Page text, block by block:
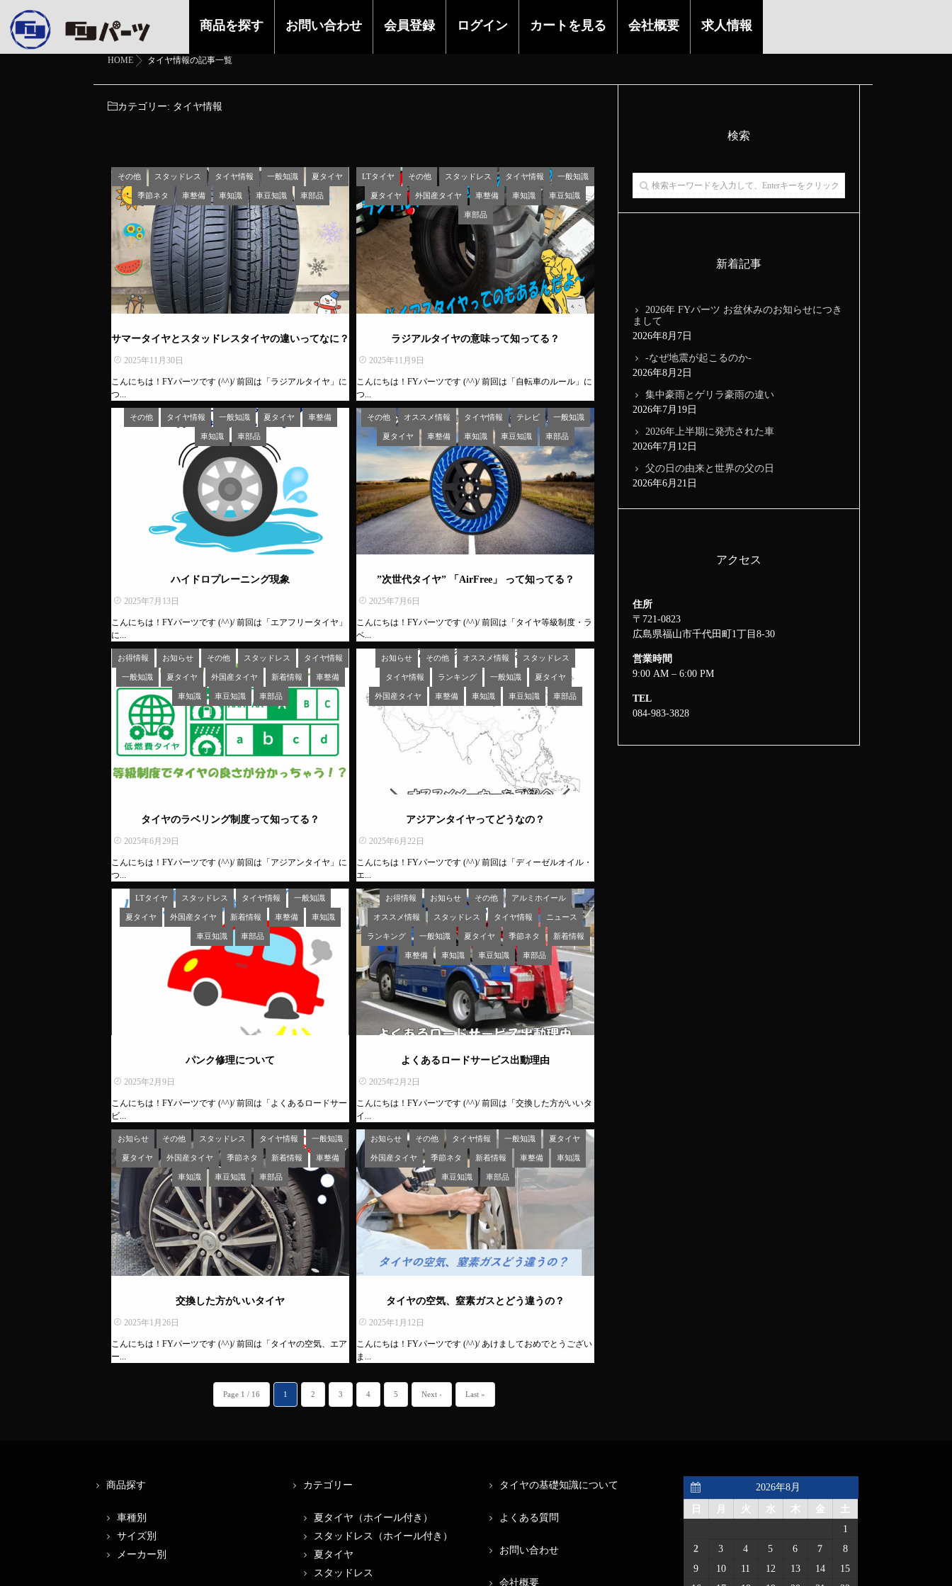
商品を探す お問い合わせ 会員登録 ログイン カートを見る 会社概要 求人情報
HOME タイヤ情報の記事一覧
カテゴリー: タイヤ情報
その他 スタッドレス タイヤ情報 一般知識 夏タイヤ
季節ネタ 車整備 車知識 車豆知識 車部品
サマータイヤとスタッドレスタイヤの違いってなに？
2025年11月30日
こんにちは！FYパーツです (^^)/ 前回は「ラジアルタイヤ」に
つ...
LTタイヤ その他 スタッドレス タイヤ情報 一般知識
夏タイヤ 外国産タイヤ 車整備 車知識 車豆知識
車部品
ラジアルタイヤの意味って知ってる？
2025年11月9日
こんにちは！FYパーツです (^^)/ 前回は「自転車のルール」に
つ...
その他 タイヤ情報 一般知識 夏タイヤ 車整備
車知識 車部品
ハイドロプレーニング現象
2025年7月13日
こんにちは！FYパーツです (^^)/ 前回は「エアフリータイヤ」
に...
その他 オススメ情報 タイヤ情報 テレビ 一般知識
夏タイヤ 車整備 車知識 車豆知識 車部品
”次世代タイヤ” 「AirFree」 って知ってる？
2025年7月6日
こんにちは！FYパーツです (^^)/ 前回は「タイヤ等級制度・ラ
ベ...
お得情報 お知らせ その他 スタッドレス タイヤ情報
一般知識 夏タイヤ 外国産タイヤ 新着情報 車整備
車知識 車豆知識 車部品
タイヤのラベリング制度って知ってる？
2025年6月29日
こんにちは！FYパーツです (^^)/ 前回は「アジアンタイヤ」に
つ...
お知らせ その他 オススメ情報 スタッドレス
タイヤ情報 ランキング 一般知識 夏タイヤ
外国産タイヤ 車整備 車知識 車豆知識 車部品
アジアンタイヤってどうなの？
2025年6月22日
こんにちは！FYパーツです (^^)/ 前回は「ディーゼルオイル・
エ...
LTタイヤ スタッドレス タイヤ情報 一般知識
夏タイヤ 外国産タイヤ 新着情報 車整備 車知識
車豆知識 車部品
パンク修理について
2025年2月9日
こんにちは！FYパーツです (^^)/ 前回は「よくあるロードサー
ビ...
お得情報 お知らせ その他 アルミホイール
オススメ情報 スタッドレス タイヤ情報 ニュース
ランキング 一般知識 夏タイヤ 季節ネタ 新着情報
車整備 車知識 車豆知識 車部品
よくあるロードサービス出動理由
2025年2月2日
こんにちは！FYパーツです (^^)/ 前回は「交換した方がいいタ
イ...
お知らせ その他 スタッドレス タイヤ情報 一般知識
夏タイヤ 外国産タイヤ 季節ネタ 新着情報 車整備
車知識 車豆知識 車部品
交換した方がいいタイヤ
2025年1月26日
こんにちは！FYパーツです (^^)/ 前回は「タイヤの空気、エア
ー...
お知らせ その他 タイヤ情報 一般知識 夏タイヤ
外国産タイヤ 季節ネタ 新着情報 車整備 車知識
車豆知識 車部品
タイヤの空気、窒素ガスとどう違うの？
2025年1月12日
こんにちは！FYパーツです (^^)/ あけましておめでとうござい
ま...
Page 1 / 16 1 2 3 4 5 Next › Last »
検索
新着記事
2026年 FYパーツ お盆休みのお知らせにつき
まして
2026年8月7日
-なぜ地震が起こるのか-
2026年8月2日
集中豪雨とゲリラ豪雨の違い
2026年7月19日
2026年上半期に発売された車
2026年7月12日
父の日の由来と世界の父の日
2026年6月21日
アクセス
住所
〒721-0823
広島県福山市千代田町1丁目8-30
営業時間
9:00 AM – 6:00 PM
TEL
084-983-3828
商品探す
車種別
サイズ別
メーカー別
カテゴリー
夏タイヤ（ホイール付き）
スタッドレス（ホイール付き）
夏タイヤ
スタッドレス
タイヤの基礎知識について
よくある質問
お問い合わせ
会社概要
2026年8月
日 月 火 水 木 金
土
1
2
3 4 5 6 7
8
9
10 11 12 13 14
15